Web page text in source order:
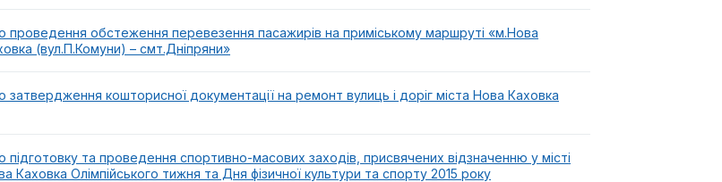
проведення обстеження перевезення пасажирів на приміському маршруті «м.Нова
(вул.П.Комуни) – смт.Дніпряни»
затвердження кошторисної документації на ремонт вулиць і доріг міста Нова Каховка
підготовку та проведення спортивно-масових заходів, присвячених відзначенню у місті
Каховка Олімпійського тижня та Дня фізичної культури та спорту 2015 року